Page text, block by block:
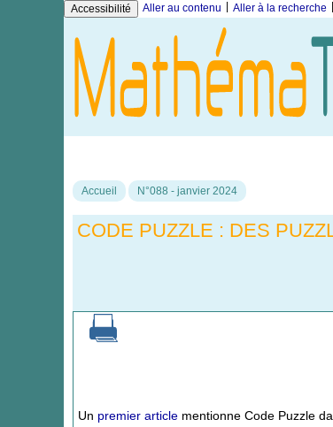
Accessibilité Aller au contenu Aller à la recherche
Accueil N°088 - janvier 2024
CODE PUZZLE : DES
Un premier article mentionne Code Puzzle